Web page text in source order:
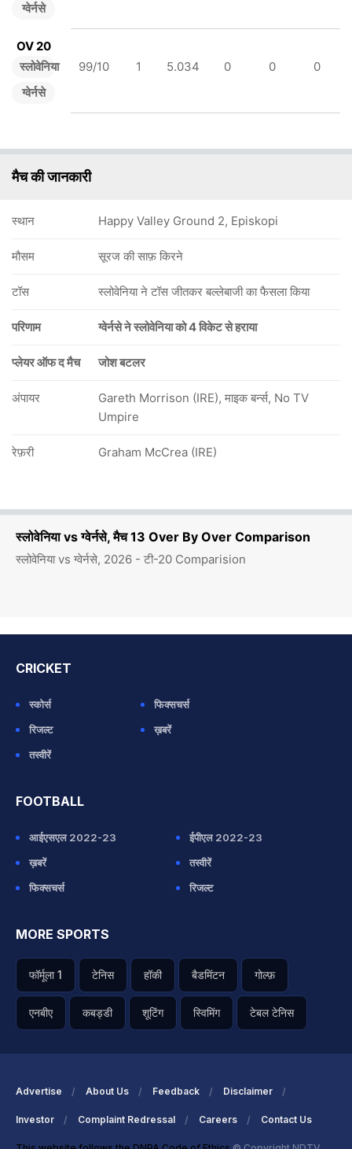
स्लोवेनिया vs ग्वेर्नसे, मैच 13 Over By Over Comparison
स्लोवेनिया vs ग्वेर्नसे, 2026 - टी-20 Comparision
ग्वेर्नसे
OV 20
स्लोवेनिया
ग्वेर्नसे
99/10 1 5.034 0 0 0
मैच की जानकारी
स्थान Happy Valley Ground 2, Episkopi
मौसम सूरज की साफ़ किरने
टॉस स्लोवेनिया ने टॉस जीतकर बल्लेबाजी का फैसला किया
परिणाम ग्वेर्नसे ने स्लोवेनिया को 4 विकेट से हराया
प्लेयर ऑफ द मैच जोश बटलर
अंपायर
Gareth Morrison (IRE), माइक बर्न्स, No TV
Umpire
रेफ़री Graham McCrea (IRE)
CRICKET
स्कोर्स
फिक्सचर्स
रिजल्ट
ख़बरें
तस्वीरें
FOOTBALL
आईएसएल 2022-23
ईपीएल 2022-23
ख़बरें
तस्वीरें
फिक्सचर्स
रिजल्ट
MORE SPORTS
फॉर्मूला 1 टेनिस हॉकी बैडमिंटन गोल्फ़
एनबीए कबड्डी शूटिंग स्विमिंग टेबल टेनिस
Advertise About Us Feedback Disclaimer
Investor Complaint Redressal Careers Contact Us